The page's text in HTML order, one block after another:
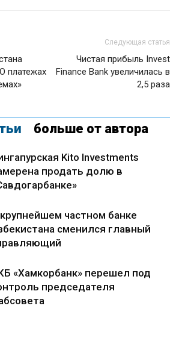
платежах
Следующая статья
Чистая прибыль Invest
Finance Bank увеличилась в
2,5 раза
больше от автора
Kito Investments
продать долю в
частном банке
сменился главный
«Хамкорбанк» перешел под
председателя